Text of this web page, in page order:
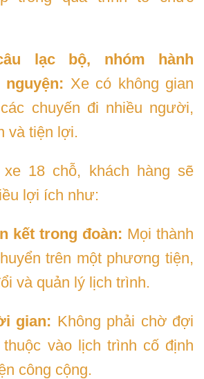
lạc bộ, nhóm hành
Xe có không gian
chuyến đi nhiều người,
và tiện lợi.
18 chỗ, khách hàng sẽ
lợi ích như:
kết trong đoàn: Mọi thành
trên một phương tiện,
và quản lý lịch trình.
gian: Không phải chờ đợi
vào lịch trình cố định
công cộng.